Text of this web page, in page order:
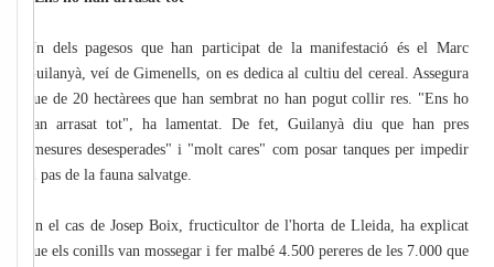
Un dels pagesos que han participat de la manifestació és el Marc
Guilanyà, veí de Gimenells, on es dedica al cultiu del cereal. Assegura
que de 20 hectàrees que han sembrat no han pogut collir res. "Ens ho
han arrasat tot", ha lamentat. De fet, Guilanyà diu que han pres
"mesures desesperades" i "molt cares" com posar tanques per impedir
el pas de la fauna salvatge.
En el cas de Josep Boix, fructicultor de l'horta de Lleida, ha explicat
que els conills van mossegar i fer malbé 4.500 pereres de les 7.000 que